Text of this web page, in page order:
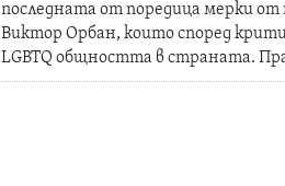
последната от поредица мерки
Виктор Орбан, които според
LGBTQ общността в страната.